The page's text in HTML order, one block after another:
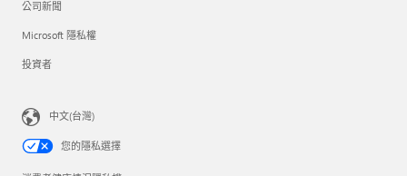
公司新聞
Microsoft 隱私權
投資者
中文(台灣)
您的隱私選擇